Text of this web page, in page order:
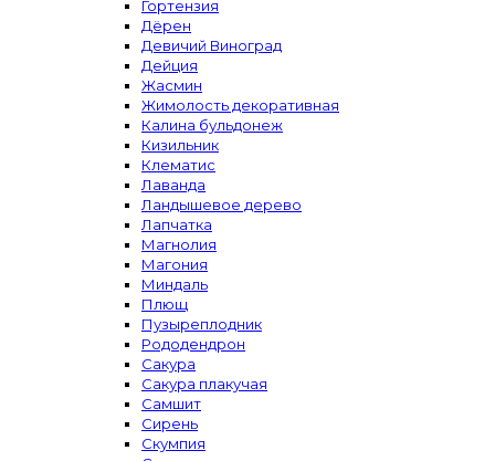
Гортензия
Дёрен
Девичий Виноград
Дейция
Жасмин
Жимолость декоративная
Калина бульдонеж
Кизильник
Клематис
Лаванда
Ландышевое дерево
Лапчатка
Магнолия
Магония
Миндаль
Плющ
Пузыреплодник
Рододендрон
Сакура
Сакура плакучая
Самшит
Сирень
Скумпия